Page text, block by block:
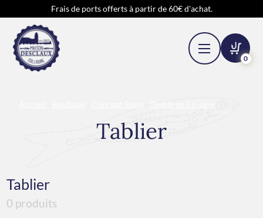
Frais de ports offerts à partir de 60€ d'achat.
0
Textile de Cuisine
Tablier
Tablier
0 produits